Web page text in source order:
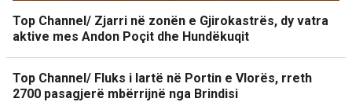
Top Channel/ Zjarri në zonën e Gjirokastrës, dy vatra
aktive mes Andon Poçit dhe Hundëkuqit
Top Channel/ Fluks i lartë në Portin e Vlorës, rreth
2700 pasagjerë mbërrijnë nga Brindisi